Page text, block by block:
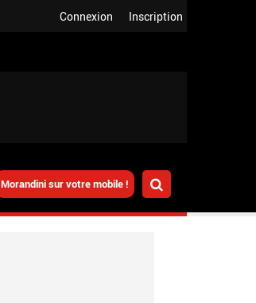
Inscription
Connexion
Morandini sur votre mobile !